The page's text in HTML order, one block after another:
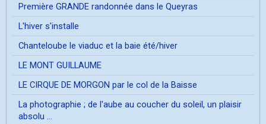
Première GRANDE randonnée dans le Queyras
L'hiver s'installe
Chanteloube le viaduc et la baie été/hiver
LE MONT GUILLAUME
LE CIRQUE DE MORGON par le col de la Baisse
La photographie ; de l'aube au coucher du soleil, un plaisir
absolu ...